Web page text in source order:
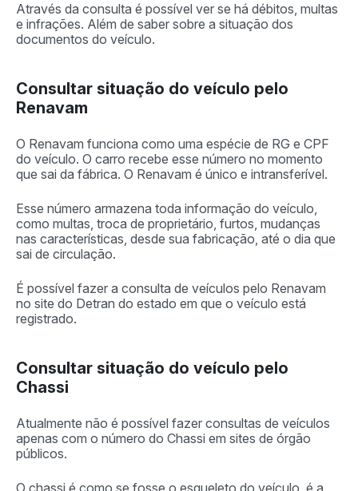
Através da consulta é possível ver se há débitos, multas
e infrações. Além de saber sobre a situação dos
documentos do veículo.
Consultar situação do veículo pelo
Renavam
O Renavam funciona como uma espécie de RG e CPF
do veículo. O carro recebe esse número no momento
que sai da fábrica. O Renavam é único e intransferível.
Esse número armazena toda informação do veículo,
como multas, troca de proprietário, furtos, mudanças
nas características, desde sua fabricação, até o dia que
sai de circulação.
É possível fazer a consulta de veículos pelo Renavam
no site do Detran do estado em que o veículo está
registrado.
Consultar situação do veículo pelo
Chassi
Atualmente não é possível fazer consultas de veículos
apenas com o número do Chassi em sites de órgão
públicos.